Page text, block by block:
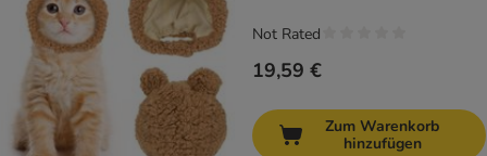
19,59 €
Not Rated
Zum Warenkorb
hinzufügen